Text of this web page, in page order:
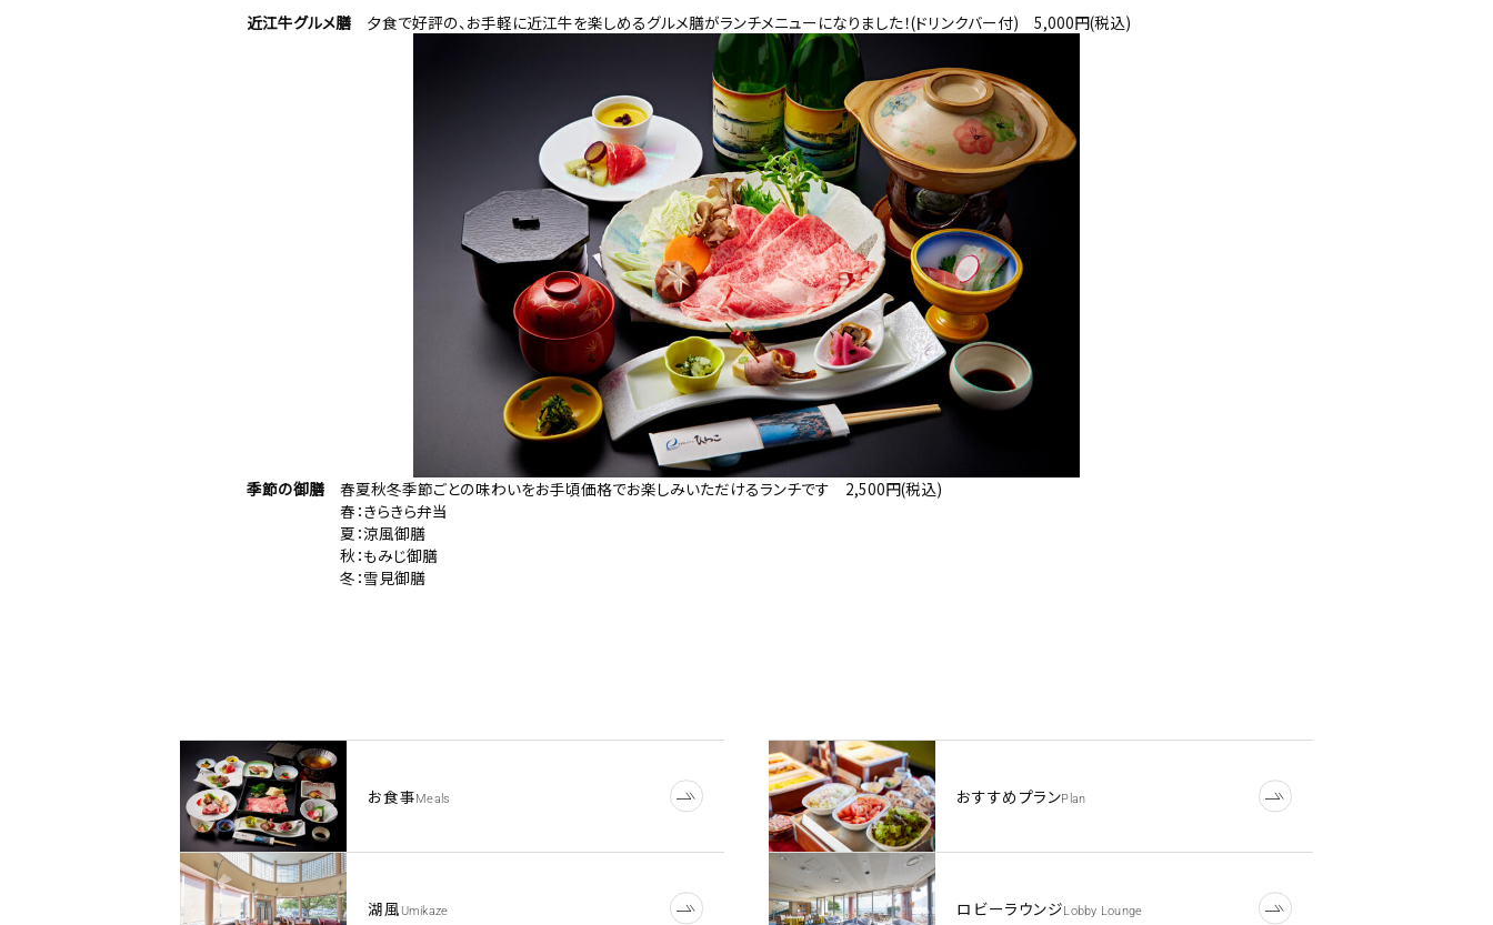
近江牛グルメ膳 夕食で好評の、お手軽に近江牛を楽しめるグルメ膳がランチメニューになりました！(ドリンクバー付) 5,000円(税込)
季節の御膳 春夏秋冬季節ごとの味わいをお手頃価格でお楽しみいただけるランチです 2,500円(税込)
春：きらきら弁当
夏：涼風御膳
秋：もみじ御膳
冬：雪見御膳
お食事Meals おすすめプランPlan
湖風 Umikaze ロビーラウンジLobby Lounge